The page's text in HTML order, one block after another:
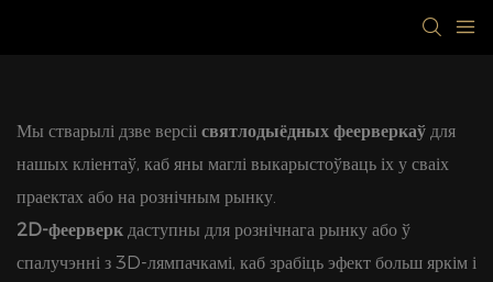
Мы стварылі дзве версіі святлодыёдных феерверкаў для
нашых кліентаў, каб яны маглі выкарыстоўваць іх у сваіх
праектах або на рознічным рынку.
2D-феерверк даступны для рознічнага рынку або ў
спалучэнні з 3D-лямпачкамі, каб зрабіць эфект больш яркім і